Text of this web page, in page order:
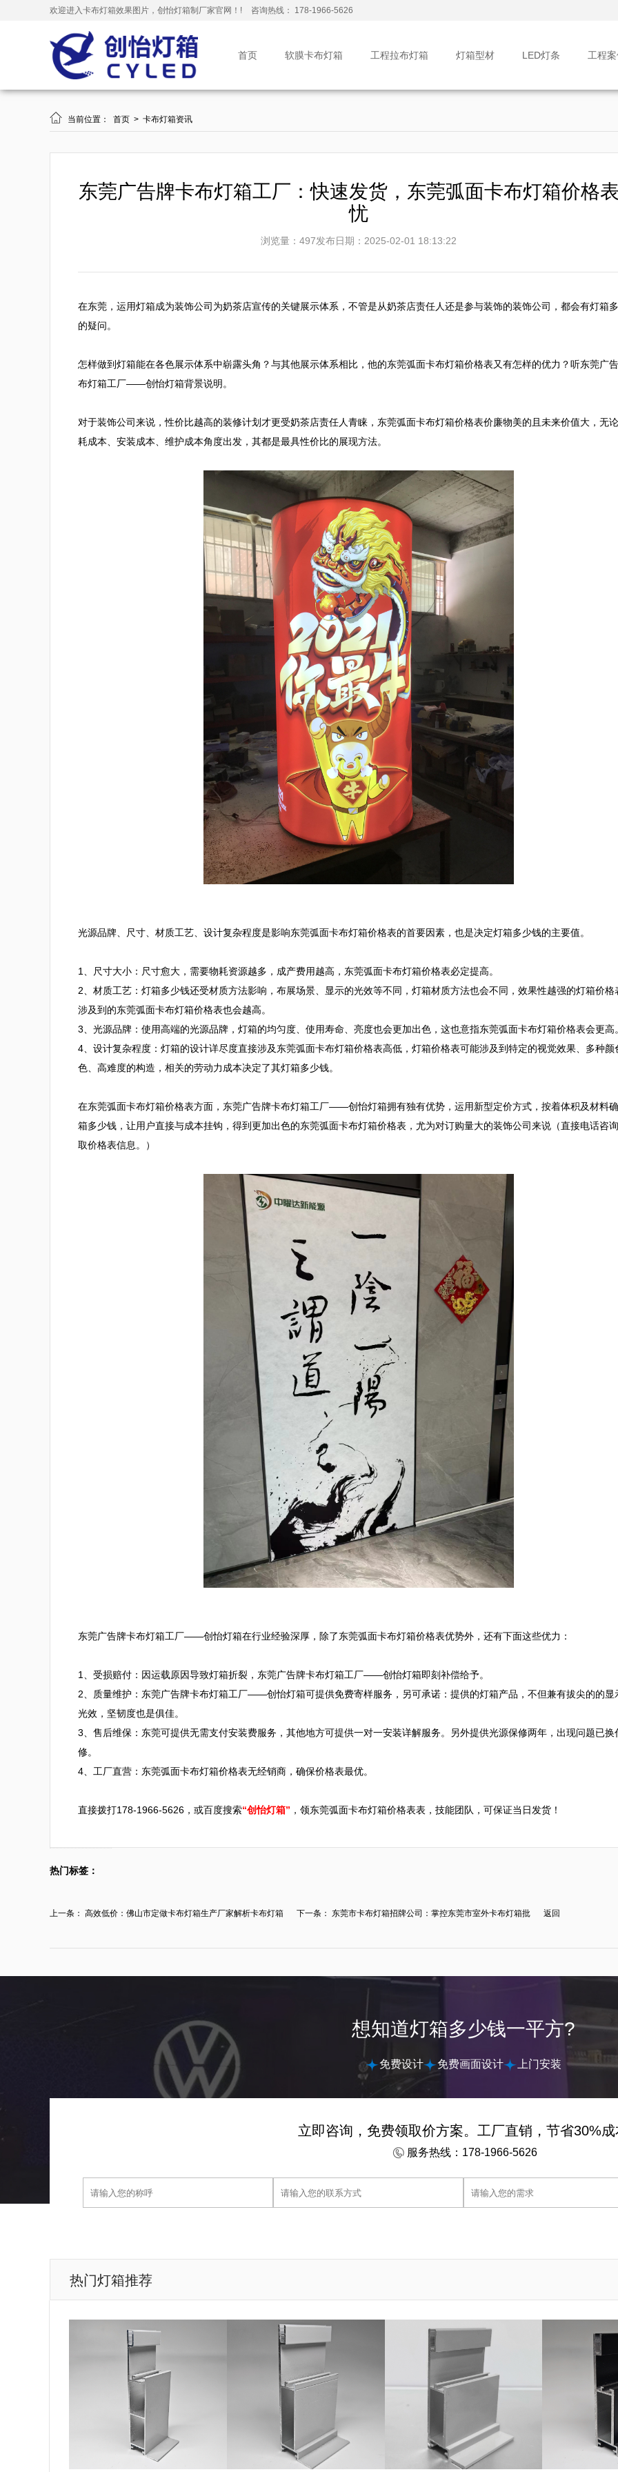
欢迎进入卡布灯箱效果图片，创怡灯箱制厂家官网！! 咨询热线： 178-1966-5626
首页 软膜卡布灯箱 工程拉布灯箱 灯箱型材 LED灯条 工程
 当前位置： 首页 > 卡布灯箱资讯
东莞广告牌卡布灯箱工厂：快速发货，东莞弧面卡布灯箱价格
忧
浏览量：497发布日期：2025-02-01 18:13:22
在东莞，运用灯箱成为装饰公司为奶茶店宣传的关键展示体系，不管是从奶茶店责任人还是参与装饰的装饰公司，都会有灯箱
的疑问。
怎样做到灯箱能在各色展示体系中崭露头角？与其他展示体系相比，他的东莞弧面卡布灯箱价格表又有怎样的优力？听东莞广
布灯箱工厂——创怡灯箱背景说明。
对于装饰公司来说，性价比越高的装修计划才更受奶茶店责任人青睐，东莞弧面卡布灯箱价格表价廉物美的且未来价值大，无
耗成本、安装成本、维护成本角度出发，其都是最具性价比的展现方法。
光源品牌、尺寸、材质工艺、设计复杂程度是影响东莞弧面卡布灯箱价格表的首要因素，也是决定灯箱多少钱的主要值。
1、尺寸大小：尺寸愈大，需要物耗资源越多，成产费用越高，东莞弧面卡布灯箱价格表必定提高。
2、材质工艺：灯箱多少钱还受材质方法影响，布展场景、显示的光效等不同，灯箱材质方法也会不同，效果性越强的灯箱价格
涉及到的东莞弧面卡布灯箱价格表也会越高。
3、光源品牌：使用高端的光源品牌，灯箱的均匀度、使用寿命、亮度也会更加出色，这也意指东莞弧面卡布灯箱价格表会更高
4、设计复杂程度：灯箱的设计详尽度直接涉及东莞弧面卡布灯箱价格表高低，灯箱价格表可能涉及到特定的视觉效果、多种颜
色、高难度的构造，相关的劳动力成本决定了其灯箱多少钱。
在东莞弧面卡布灯箱价格表方面，东莞广告牌卡布灯箱工厂——创怡灯箱拥有独有优势，运用新型定价方式，按着体积及材料
箱多少钱，让用户直接与成本挂钩，得到更加出色的东莞弧面卡布灯箱价格表，尤为对订购量大的装饰公司来说（直接电话咨
取价格表信息。）
东莞广告牌卡布灯箱工厂——创怡灯箱在行业经验深厚，除了东莞弧面卡布灯箱价格表优势外，还有下面这些优力：
1、受损赔付：因运载原因导致灯箱折裂，东莞广告牌卡布灯箱工厂——创怡灯箱即刻补偿给予。
2、质量维护：东莞广告牌卡布灯箱工厂——创怡灯箱可提供免费寄样服务，另可承诺：提供的灯箱产品，不但兼有拔尖的的显
光效，坚韧度也是俱佳。
3、售后维保：东莞可提供无需支付安装费服务，其他地方可提供一对一安装详解服务。另外提供光源保修两年，出现问题已换
修。
4、工厂直营：东莞弧面卡布灯箱价格表无经销商，确保价格表最优。
直接拨打178-1966-5626，或百度搜索“创怡灯箱” ，领东莞弧面卡布灯箱价格表表，技能团队，可保证当日发货！
热门标签：
上一条： 高效低价：佛山市定做卡布灯箱生产厂家解析卡布灯箱
下一条： 东莞市卡布灯箱招牌公司：掌控东莞市室外卡布灯箱批
返回
想知道灯箱多少钱一平方?
免费设计 免费画面设计 上门安装
立即咨询，免费领取价方案。工厂直销，节省30%成
服务热线：178-1966-5626
热门灯箱推荐